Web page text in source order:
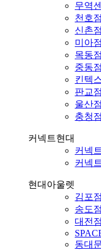
무역
천호점
신촌점
미아점
목동점
중동점
킨텍
판교점
울산점
충청점
커넥트현대
커넥
커넥
현대아울렛
김포점
송도점
대전점
동대